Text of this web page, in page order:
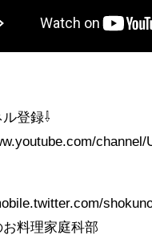
登録⇩
料理家庭科部